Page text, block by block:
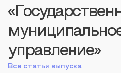
управление»
Все статьи выпуска